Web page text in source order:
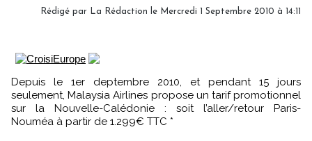
Rédigé par La Rédaction le Mercredi 1 Septembre 2010 à 14:11
Depuis le 1er deptembre 2010, et pendant 15 jours
seulement, Malaysia Airlines propose un tarif promotionnel
sur la Nouvelle-Calédonie : soit l’aller/retour Paris-
Nouméa à partir de 1.299€ TTC *